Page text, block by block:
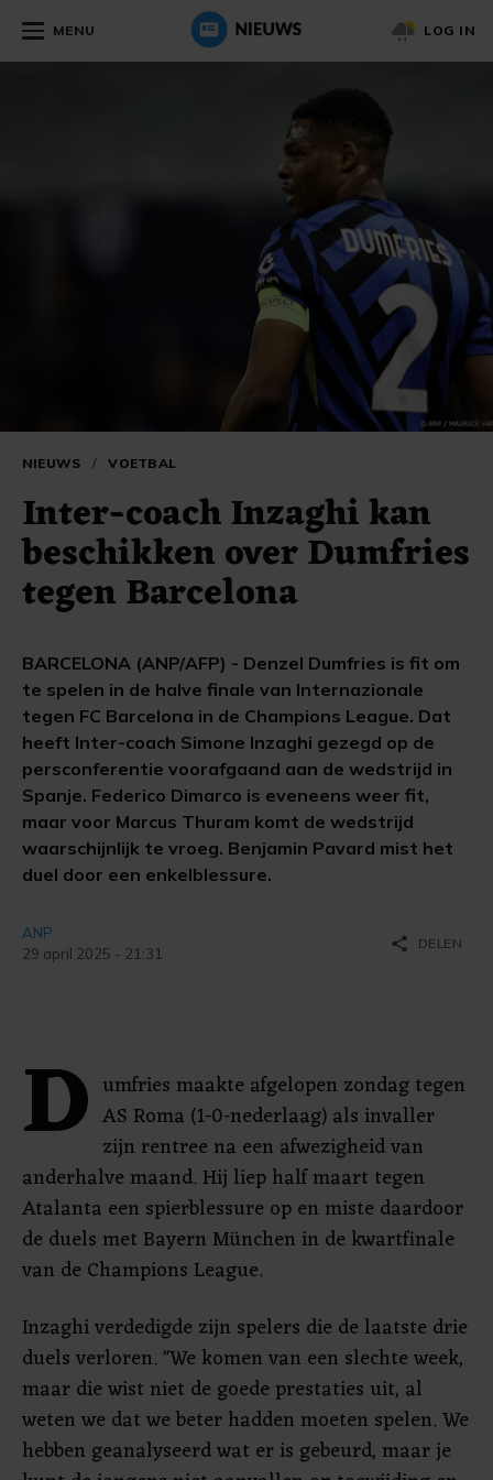
MENU LOG IN
NIEUWS / VOETBAL
Inter-coach Inzaghi kan
beschikken over Dumfries
tegen Barcelona
BARCELONA (ANP/AFP) - Denzel Dumfries is fit om
te spelen in de halve finale van Internazionale
tegen FC Barcelona in de Champions League. Dat
heeft Inter-coach Simone Inzaghi gezegd op de
persconferentie voorafgaand aan de wedstrijd in
Spanje. Federico Dimarco is eveneens weer fit,
maar voor Marcus Thuram komt de wedstrijd
waarschijnlijk te vroeg. Benjamin Pavard mist het
duel door een enkelblessure.
ANP
29 april 2025 - 21:31
share DELEN
D umfries maakte afgelopen zondag tegen
AS Roma (1-0-nederlaag) als invaller
zijn rentree na een afwezigheid van
anderhalve maand. Hij liep half maart tegen
Atalanta een spierblessure op en miste daardoor
de duels met Bayern München in de kwartfinale
van de Champions League.
Inzaghi verdedigde zijn spelers die de laatste drie
duels verloren. "We komen van een slechte week,
maar die wist niet de goede prestaties uit, al
weten we dat we beter hadden moeten spelen. We
hebben geanalyseerd wat er is gebeurd, maar je